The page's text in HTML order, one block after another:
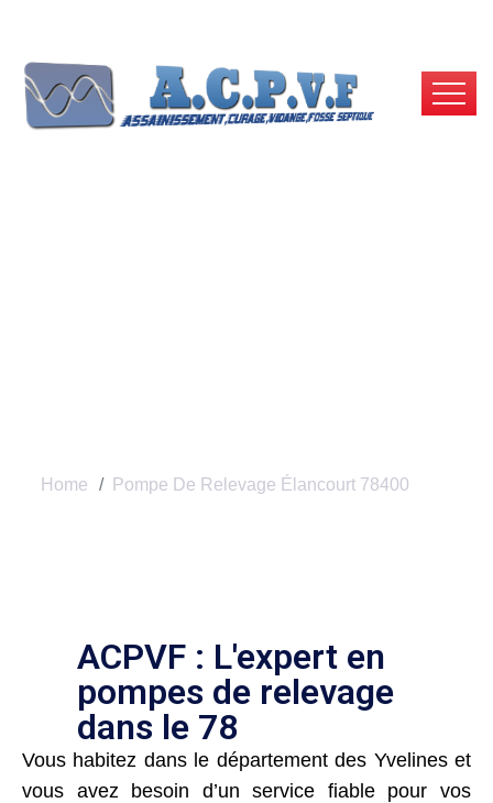
Home Pompe De Relevage Élancourt 78400
ACPVF : L'expert en
pompes de relevage
dans le 78
Vous habitez dans le département des Yvelines et
vous avez besoin d’un service fiable pour vos